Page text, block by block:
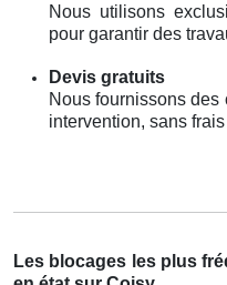
Nous utilisons
pour garantir des
Devis gratuits
Nous fournissons
intervention, sans
Les blocages les plus